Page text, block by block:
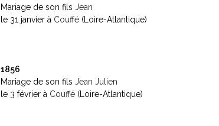
Mariage de son fils Jean
le 31 janvier à Couffé (Loire-Atlantique)
1856
Mariage de son fils Jean Julien
le 3 février à Couffé (Loire-Atlantique)